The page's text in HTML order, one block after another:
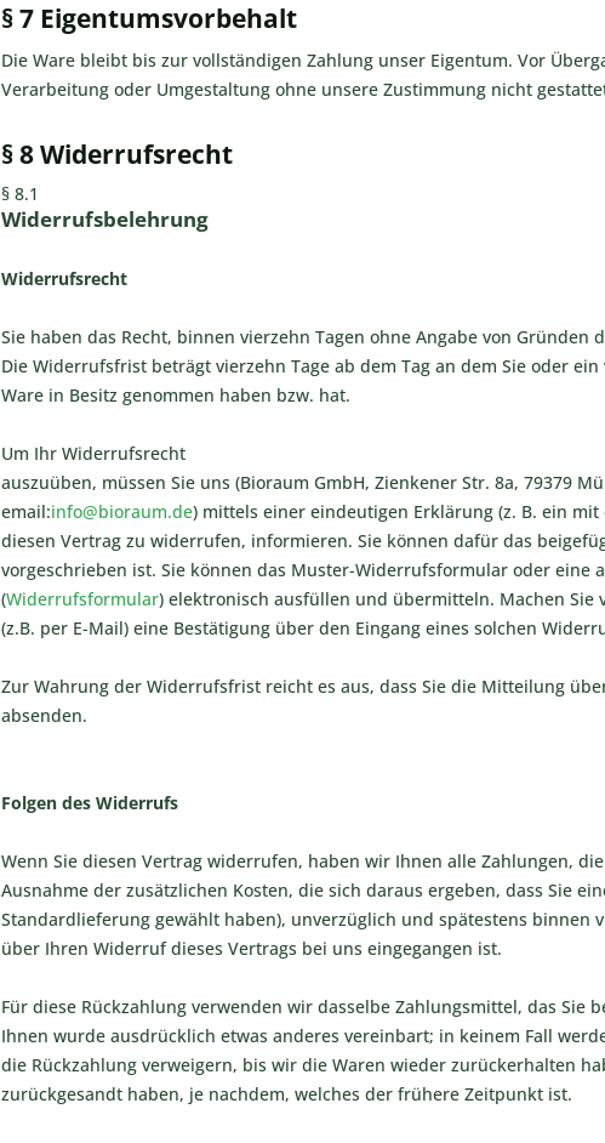
§ 7 Eigentumsvorbehalt
Die Ware bleibt bis zur vollständigen Zahlung unser Eigentum. Vor
Verarbeitung oder Umgestaltung ohne unsere Zustimmung nicht
§ 8 Widerrufsrecht
§ 8.1
Widerrufsbelehrung
Widerrufsrecht
Sie haben das Recht, binnen vierzehn Tagen ohne Angabe von Gründen
Die Widerrufsfrist beträgt vierzehn Tage ab dem Tag an dem Sie oder
Ware in Besitz genommen haben bzw. hat.
Um Ihr Widerrufsrecht
auszuüben, müssen Sie uns (Bioraum GmbH, Zienkener Str. 8a, 79379
email:info@bioraum.de) mittels einer eindeutigen Erklärung (z. B. ein
diesen Vertrag zu widerrufen, informieren. Sie können dafür das
vorgeschrieben ist. Sie können das Muster-Widerrufsformular oder eine
(Widerrufsformular) elektronisch ausfüllen und übermitteln. Machen
(z.B. per E-Mail) eine Bestätigung über den Eingang eines solchen
Zur Wahrung der Widerrufsfrist reicht es aus, dass Sie die Mitteilung
absenden.
Folgen des Widerrufs
Wenn Sie diesen Vertrag widerrufen, haben wir Ihnen alle Zahlungen,
Ausnahme der zusätzlichen Kosten, die sich daraus ergeben, dass Sie
Standardlieferung gewählt haben), unverzüglich und spätestens binnen
über Ihren Widerruf dieses Vertrags bei uns eingegangen ist.
Für diese Rückzahlung verwenden wir dasselbe Zahlungsmittel, das
Ihnen wurde ausdrücklich etwas anderes vereinbart; in keinem Fall
die Rückzahlung verweigern, bis wir die Waren wieder zurückerhalten
zurückgesandt haben, je nachdem, welches der frühere Zeitpunkt ist.